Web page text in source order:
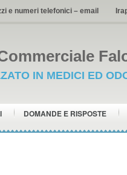
e numeri telefonici – email
IN MEDICI ED
DOMANDE E RISPOSTE